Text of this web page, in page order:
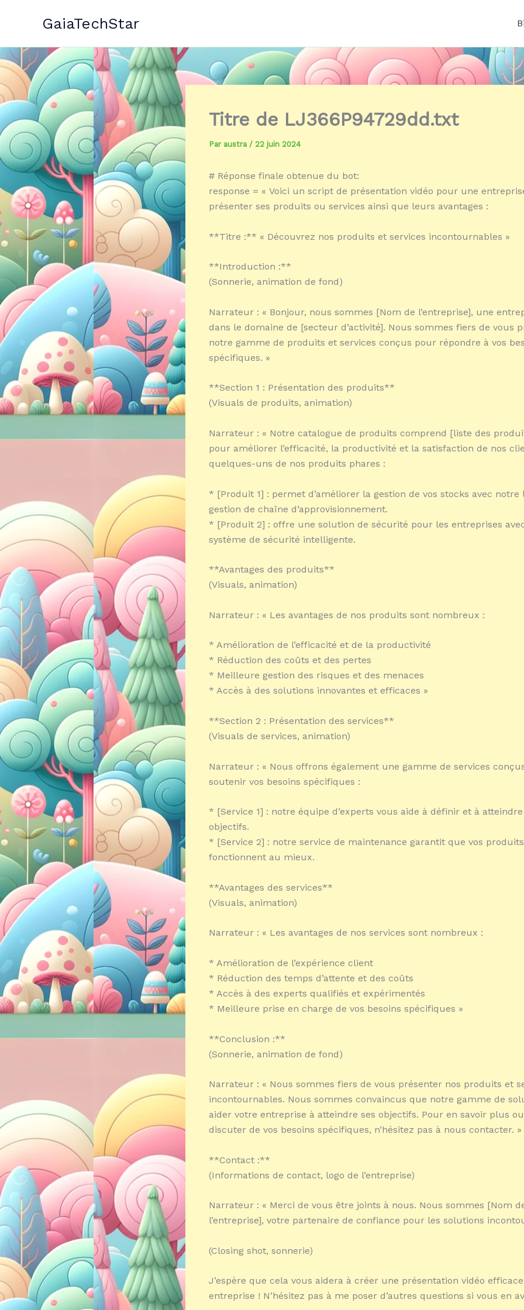
GaiaTechStar
Titre de LJ366P94729dd.txt
Par austra / 22 juin 2024
# Réponse finale obtenue du bot:
response = « Voici un script de présentation vidéo pour une
présenter ses produits ou services ainsi que leurs avantages :
**Titre :** « Découvrez nos produits et services incontournables »
**Introduction :**
(Sonnerie, animation de fond)
Narrateur : « Bonjour, nous sommes [Nom de l’entreprise], une
dans le domaine de [secteur d’activité]. Nous sommes fiers de vous
notre gamme de produits et services conçus pour répondre à vos
spécifiques. »
**Section 1 : Présentation des produits**
(Visuals de produits, animation)
Narrateur : « Notre catalogue de produits comprend [liste des
pour améliorer l’efficacité, la productivité et la satisfaction de nos
quelques-uns de nos produits phares :
* [Produit 1] : permet d’améliorer la gestion de vos stocks avec notre
gestion de chaîne d’approvisionnement.
* [Produit 2] : offre une solution de sécurité pour les entreprises
système de sécurité intelligente.
**Avantages des produits**
(Visuals, animation)
Narrateur : « Les avantages de nos produits sont nombreux :
* Amélioration de l’efficacité et de la productivité
* Réduction des coûts et des pertes
* Meilleure gestion des risques et des menaces
* Accès à des solutions innovantes et efficaces »
**Section 2 : Présentation des services**
(Visuals de services, animation)
Narrateur : « Nous offrons également une gamme de services
soutenir vos besoins spécifiques :
* [Service 1] : notre équipe d’experts vous aide à définir et à atteindre
objectifs.
* [Service 2] : notre service de maintenance garantit que vos produits
fonctionnent au mieux.
**Avantages des services**
(Visuals, animation)
Narrateur : « Les avantages de nos services sont nombreux :
* Amélioration de l’expérience client
* Réduction des temps d’attente et des coûts
* Accès à des experts qualifiés et expérimentés
* Meilleure prise en charge de vos besoins spécifiques »
**Conclusion :**
(Sonnerie, animation de fond)
Narrateur : « Nous sommes fiers de vous présenter nos produits et
incontournables. Nous sommes convaincus que notre gamme de
aider votre entreprise à atteindre ses objectifs. Pour en savoir plus
discuter de vos besoins spécifiques, n’hésitez pas à nous contacter. »
**Contact :**
(Informations de contact, logo de l’entreprise)
Narrateur : « Merci de vous être joints à nous. Nous sommes [Nom
l’entreprise], votre partenaire de confiance pour les solutions
(Closing shot, sonnerie)
J’espère que cela vous aidera à créer une présentation vidéo
entreprise ! N’hésitez pas à me poser d’autres questions si vous en